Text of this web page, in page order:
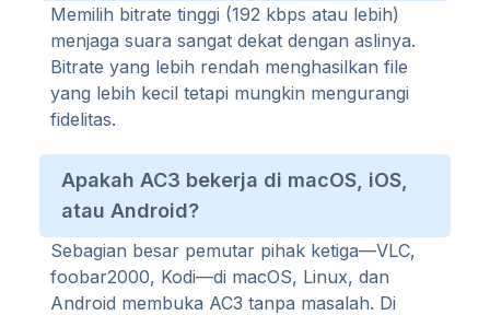
Memilih bitrate tinggi (192 kbps atau lebih)
menjaga suara sangat dekat dengan aslinya.
Bitrate yang lebih rendah menghasilkan file
yang lebih kecil tetapi mungkin mengurangi
fidelitas.
Apakah AC3 bekerja di macOS, iOS,
atau Android?
Sebagian besar pemutar pihak ketiga—VLC,
foobar2000, Kodi—di macOS, Linux, dan
Android membuka AC3 tanpa masalah. Di